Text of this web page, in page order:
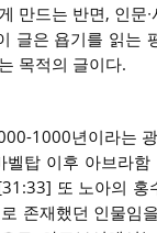
만드는 반면, 인
글은 욥기를 읽는
목적의 글이다.
1000년이라는
탑 이후 아브라
또 노아의
존재했던 인물